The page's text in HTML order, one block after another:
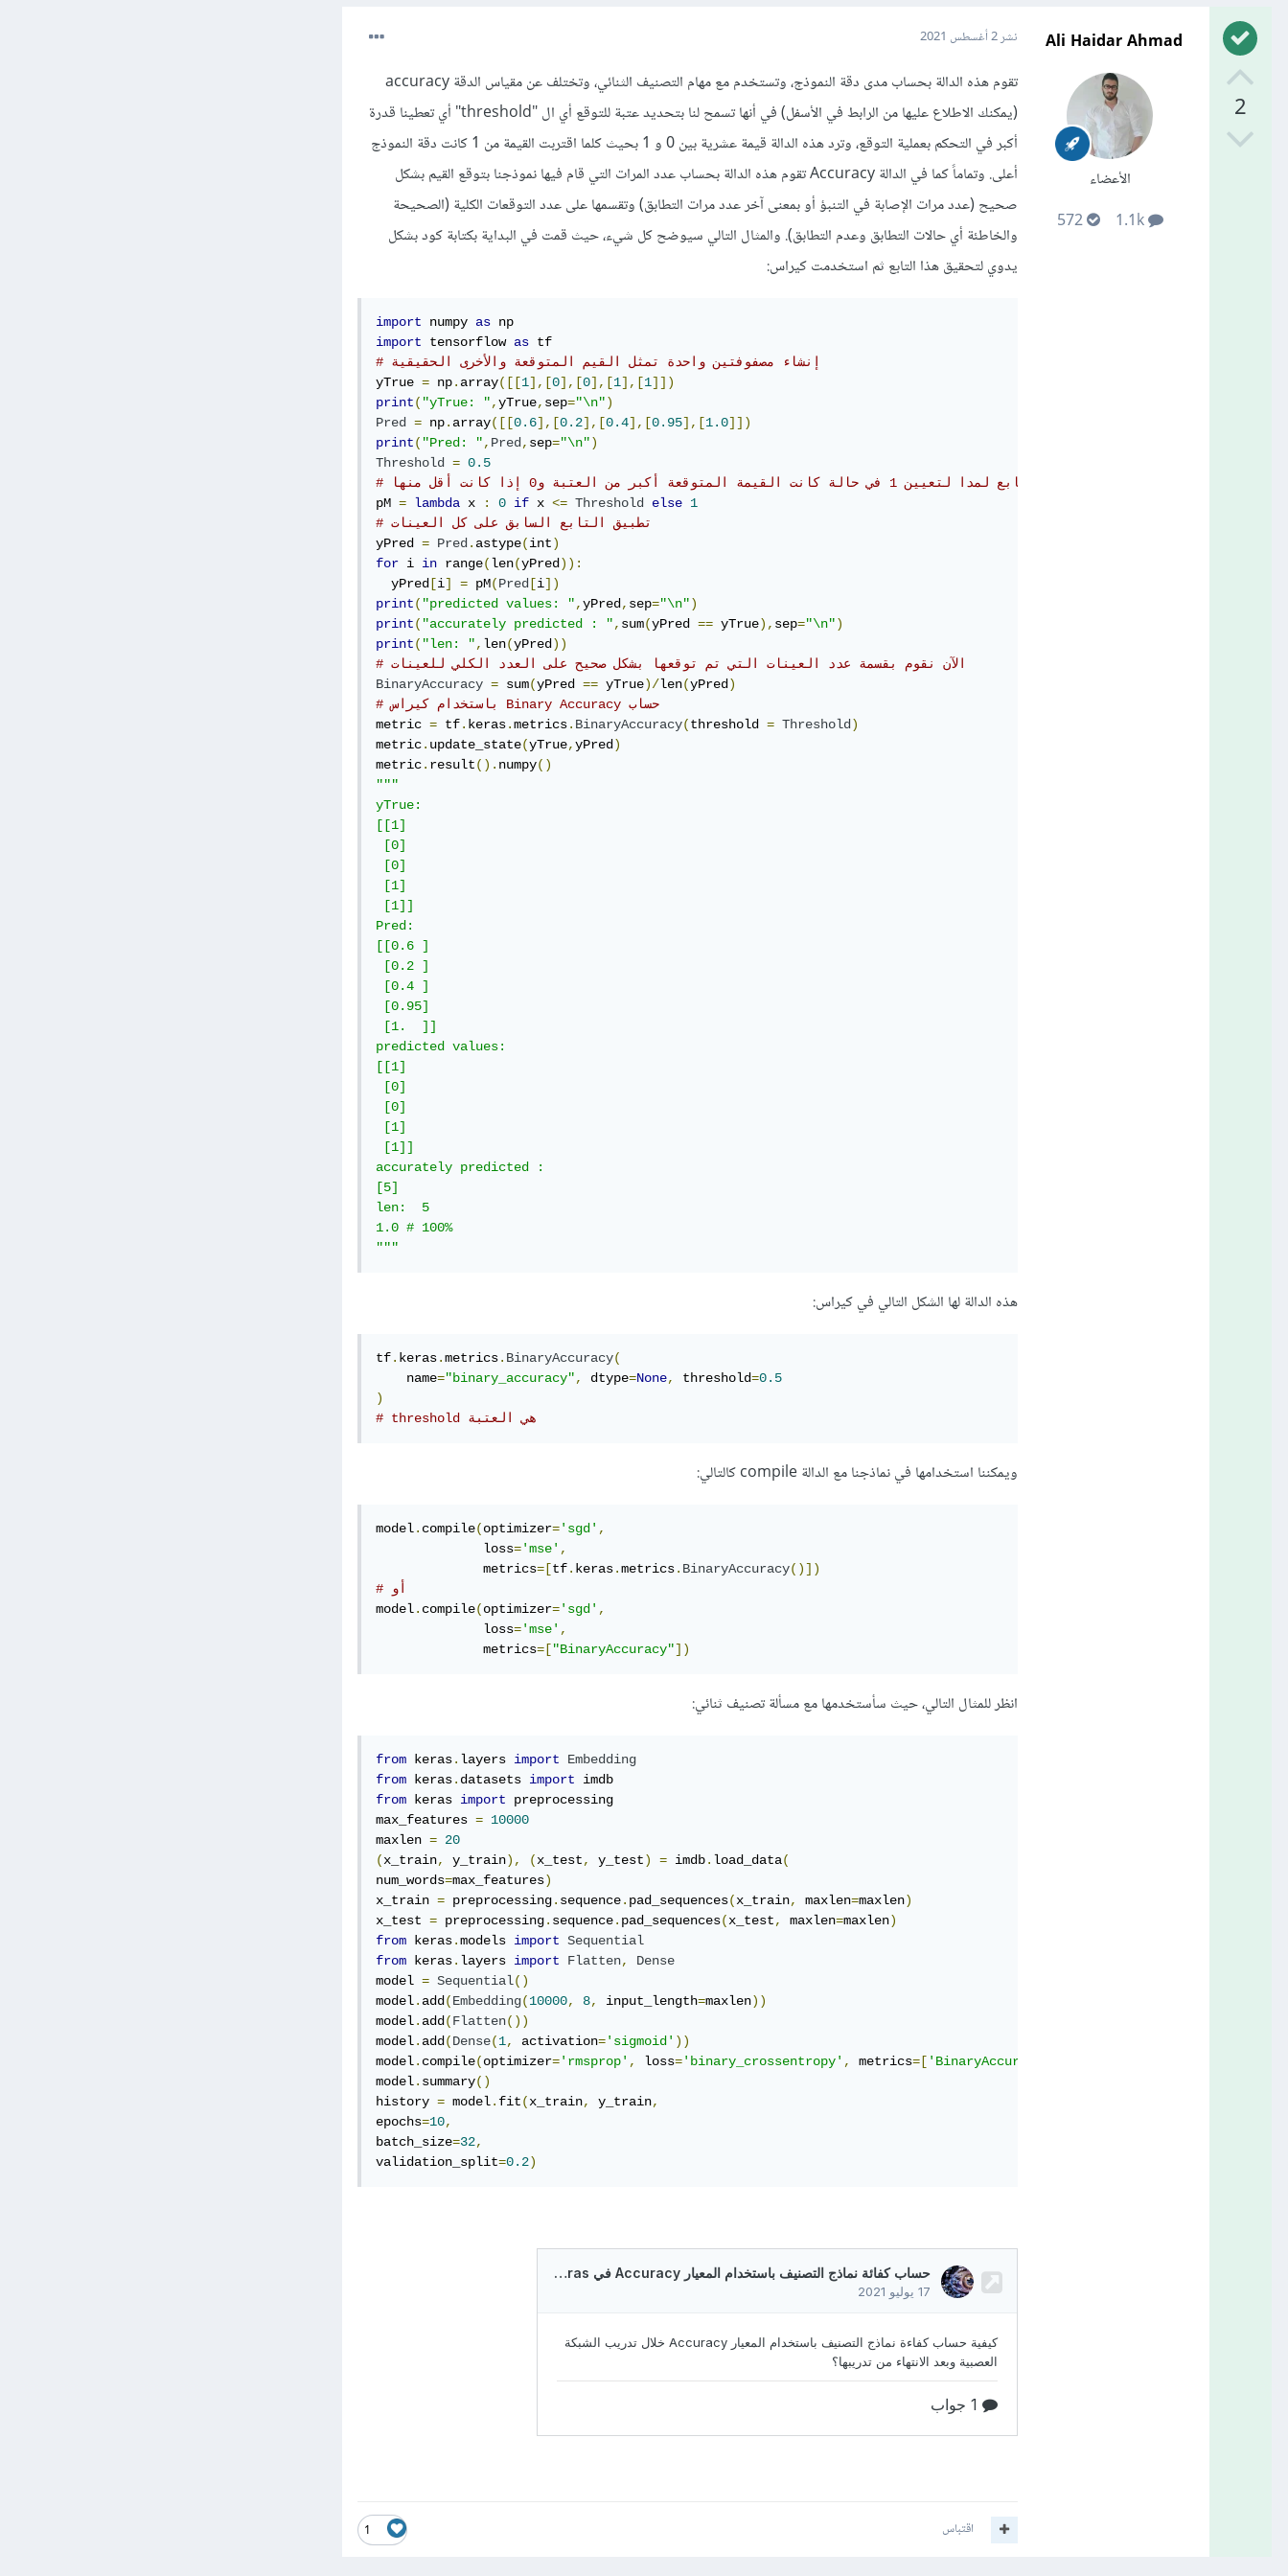
2
Ali Haidar Ahmad
الأعضاء
1.1k
572
نشر2 أغسطس 2021
تقوم هذه الدالة بحساب مدى دقة النموذج، وتستخدم مع مهام التصنيف الثنائي، وتختلف عن مقياس الدقة accuracy
(يمكنك الاطلاع عليها من الرابط في الأسفل) في أنها تسمح لنا بتحديد عتبة للتوقع أي ال "threshold" أي تعطينا قدرة
أكبر في التحكم بعملية التوقع، وترد هذه الدالة قيمة عشرية بين 0 و 1 بحيث كلما اقتربت القيمة من 1 كانت دقة النموذج
أعلى. وتماماً كما في الدالة Accuracy تقوم هذه الدالة بحساب عدد المرات التي قام فيها نموذجنا بتوقع القيم بشكل
صحيح (عدد مرات الإصابة في التنبؤ أو بمعنى آخر عدد مرات التطابق) وتقسمها على عدد التوقعات الكلية (الصحيحة
والخاطئة أي حالات التطابق وعدم التطابق). والمثال التالي سيوضح كل شيء، حيث قمت في البداية بكتابة كود بشكل
يدوي لتحقيق هذا التابع ثم استخدمت كيراس:
import numpy as
import tensorflow as
# إنشاء مصفوفتين واحدة تمثل القيم المتوقعة والأخرى الحقيقية
yTrue = np. array([[1],[0],[0],[1],[1]])
print( "yTrue: ",yTrue, sep="\n")
Pred = np. array([[0.6],[0.2],[0.4],[0.95],[1.0]])
print( "Pred: ", Pred, sep="\n")
Threshold = 0.5
# تابع لمدا لتعيين 1 في حالة كانت القيمة المتوقعة أكبر من العتبة و0 إذا كانت أقل منها
pM = lambda x : 0 if x <= Threshold else 1
# تطبيق التابع السابق على كل العينات
yPred = Pred. astype(int)
for i in range(len(yPred)):
  yPred
[i] = pM(Pred [i])
print( "predicted values: ",yPred, sep="\n")
print( "accurately predicted : ", sum(yPred == yTrue), sep="\n")
print( "len: ", len(yPred))
# الآن نقوم بقسمة عدد العينات التي تم توقعها بشكل صحيح على العدد الكلي للعينات
BinaryAccuracy = sum(yPred == yTrue)/len(yPred)
# باستخدام كيراس Binary Accuracy حساب
metric = tf. keras.metrics. BinaryAccuracy(threshold = Threshold)
metric. update_state(yTrue,yPred)
metric. result(). numpy()
"""
yTrue:
[[1]
[0]
[0]
[1]
[1]]
Pred:
[[0.6 ]
[0.2 ]
[0.4 ]
[0.95]
[1.  ]]
predicted values:
[[1]
[0]
[0]
[1]
[1]]
accurately predicted :
[5]
len:  5
1.0 # 100%
"""
هذه الدالة لها الشكل التالي في كيراس:
tf. keras.metrics. BinaryAccuracy(
    name
="binary_accuracy", dtype=None, threshold=0.5
)
# threshold هي العتبة
ويمكننا استخدامها في نماذجنا مع الدالة compile كالتالي:
model. compile(optimizer='sgd' ,
              loss
='mse' ,
              metrics
=[tf. keras.metrics. BinaryAccuracy()])
# أو
model. compile(optimizer='sgd' ,
              loss
='mse' ,
              metrics
=["BinaryAccuracy"])
انظر للمثال التالي، حيث سأستخدمها مع مسألة تصنيف ثنائي:
from keras. layers import
Embedding
from keras. datasets import
from keras import preprocessing
max_features = 10000
maxlen = 20
(x_train, y_train), (x_test, y_test) = imdb. load_data(
num_words=max_features)
x_train = preprocessing. sequence. pad_sequences(x_train, maxlen=maxlen)
x_test = preprocessing. sequence. pad_sequences(x_test, maxlen=maxlen)
from keras.models import Sequential
from keras. layers import Flatten,
Dense
model = Sequential()
model. add(Embedding(10000, 8, input_length=maxlen))
model. add(Flatten())
model. add(Dense(1, activation='sigmoid' ))
model. compile(optimizer='rmsprop' , loss='binary_crossentropy' , metrics=[ 'BinaryAccuracy'
model. summary()
history = model. fit(x_train, y_train,
epochs=10,
batch_size=32,
validation_split=0.2)
1 اقتباس